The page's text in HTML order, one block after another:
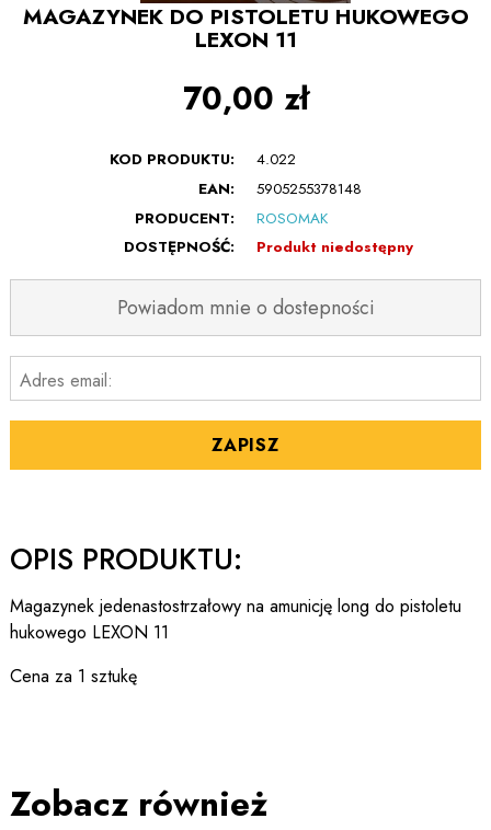
MAGAZYNEK DO PISTOLETU HUKOWEGO
LEXON 11
70,00 zł
KOD PRODUKTU:
4.022
EAN:
5905255378148
PRODUCENT:
ROSOMAK
DOSTĘPNOŚĆ:
Produkt niedostępny
Powiadom mnie o dostepności
Adres email:
ZAPISZ
OPIS PRODUKTU:
Magazynek jedenastostrzałowy na amunicję long do pistoletu
hukowego LEXON 11
Cena za 1 sztukę
Zobacz również